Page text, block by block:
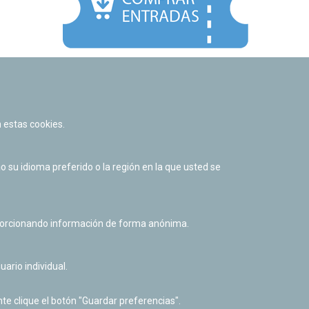
Política de cookies
Derecho de acceso a información pública
cookies.
su idioma preferido o la región en la que usted se
información de forma anónima.
individual.
clique el botón "Guardar preferencias".